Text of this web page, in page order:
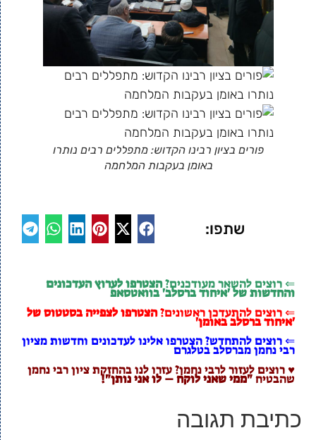
פורים בציון רבינו הקדוש: מתפללים רבים נותרו
באומן בעקבות המלחמה
שתפו:
⇐ רוצים להשאר מעודכנים?הצטרפו לערוץ העדכונים
והחדשות של 'איחוד ברסלב' בוואטסאפ
⇐ רוצים להתעדכן ראשונים?הצטרפו לצפייה בסטטוס של
'איחוד ברסלב באומן'
⇐ רוצים להתחדש? הצטרפו אלינו לעדכונים וחדשות מציון
רבי נחמן מברסלב בטלגרם
♥ רוצים לעזור לרבי נחמן? עזרו לנו בהחזקת ציון רבי נחמן
שהבטיח"ממי שאני לוקח – לו אני נותן"!
כתיבת תגובה